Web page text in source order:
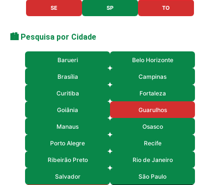
SE SP TO
🏙️ Pesquisa por Cidade
Barueri Belo Horizonte
Brasília Campinas
Curitiba Fortaleza
Goiânia Guarulhos
Manaus Osasco
Porto Alegre Recife
Ribeirão Preto Rio de Janeiro
Salvador São Paulo